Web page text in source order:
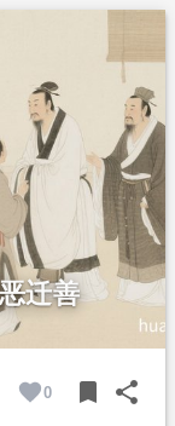
迁善
0 bookmark share